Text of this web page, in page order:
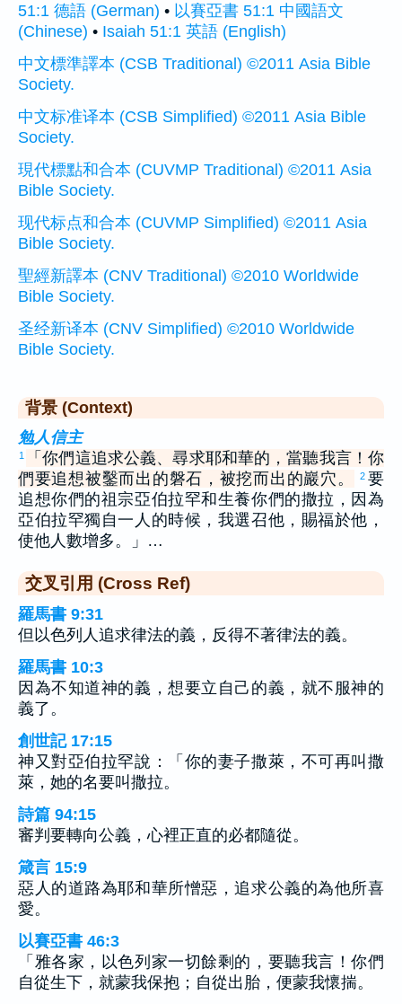
51:1 德語 (German) • 以賽亞書 51:1 中國語文
(Chinese) • Isaiah 51:1 英語 (English)
中文標準譯本 (CSB Traditional) ©2011 Asia Bible
Society.
中文标准译本 (CSB Simplified) ©2011 Asia Bible
Society.
現代標點和合本 (CUVMP Traditional) ©2011 Asia
Bible Society.
现代标点和合本 (CUVMP Simplified) ©2011 Asia
Bible Society.
聖經新譯本 (CNV Traditional) ©2010 Worldwide
Bible Society.
圣经新译本 (CNV Simplified) ©2010 Worldwide
Bible Society.
背景 (Context)
勉人信主
1
「你們這追求公義、尋求耶和華的，當聽我言！你
們要追想被鑿而出的磐石，被挖而出的巖穴。
2 要
追想你們的祖宗亞伯拉罕和生養你們的撒拉，因為
亞伯拉罕獨自一人的時候，我選召他，賜福於他，
使他人數增多。」…
交叉引用 (Cross Ref)
羅馬書 9:31
但以色列人追求律法的義，反得不著律法的義。
羅馬書 10:3
因為不知道神的義，想要立自己的義，就不服神的
義了。
創世記 17:15
神又對亞伯拉罕說：「你的妻子撒萊，不可再叫撒
萊，她的名要叫撒拉。
詩篇 94:15
審判要轉向公義，心裡正直的必都隨從。
箴言 15:9
惡人的道路為耶和華所憎惡，追求公義的為他所喜
愛。
以賽亞書 46:3
「雅各家，以色列家一切餘剩的，要聽我言！你們
自從生下，就蒙我保抱；自從出胎，便蒙我懷揣。